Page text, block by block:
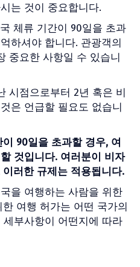
는 것이 중요합니다.
체류 기간이 90일을 초과
하셔야 합니다. 관광객의
중요한 사항일 수 있습니
시점으로부터 2년 혹은 비
은 언급할 필요도 없습니
90일을 초과할 경우, 여
것입니다. 여러분이 비자
러한 규제는 적용됩니다.
을 여행하는 사람을 위한
여행 허가는 어떤 국가의
부사항이 어떤지에 따라